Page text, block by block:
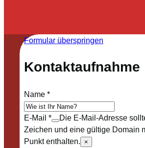
Formular überspringen
Kontaktaufnahme
Name*
E-Mail *
Die E-Mail-Adresse
Zeichen und eine gültige Domain
Punkt enthalten.
×